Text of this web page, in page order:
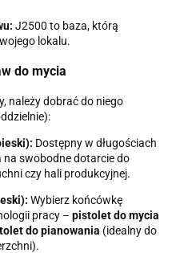
J2500 to baza, którą
lokalu.
do mycia
należy dobrać do niego
Dostępny w długościach
na swobodne dotarcie do
czy hali produkcyjnej.
Wybierz końcówkę
pracy – pistolet do mycia
do pianowania (idealny do